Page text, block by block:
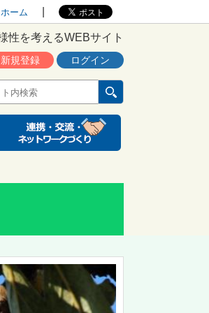
ホーム
性を考えるWEBサイト
規登録 ログイン